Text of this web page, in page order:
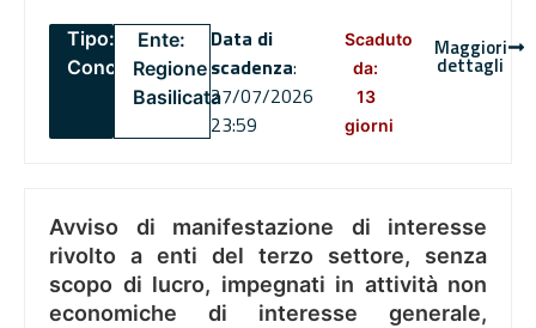
Tipo:
Concorsi
Ente:
Regione
Basilicata
Data di
scadenza:
27/07/2026
23:59
Scaduto
da:
13
giorni
Maggiori
dettagli
Avviso di manifestazione di interesse
rivolto a enti del terzo settore, senza
scopo di lucro, impegnati in attività non
economiche di interesse generale,